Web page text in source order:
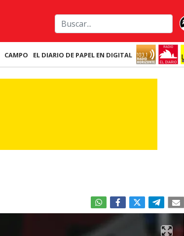
CAMPO EL DIARIO DE PAPEL EN DIGITAL